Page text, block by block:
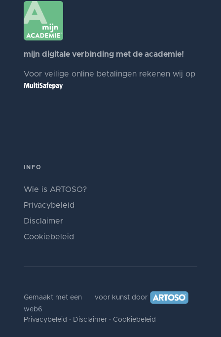
mijn digitale verbinding met de academie!
Voor veilige online betalingen rekenen wij op
INFO
Wie is ARTOSO?
Privacybeleid
Disclaimer
Cookiebeleid
Gemaakt met een
voor kunst door
web6
Privacybeleid · Disclaimer · Cookiebeleid